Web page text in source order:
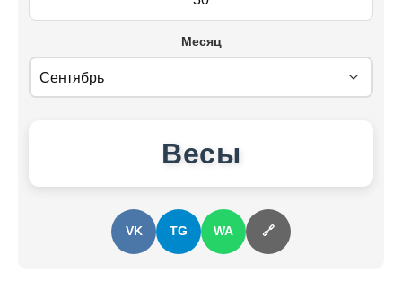
Месяц
Весы
VK TG WA 🔗